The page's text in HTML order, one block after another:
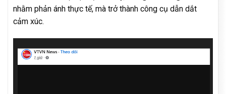
nhằm phản ánh thực tế, mà trở thành công cụ dẫn dắt
cảm xúc.